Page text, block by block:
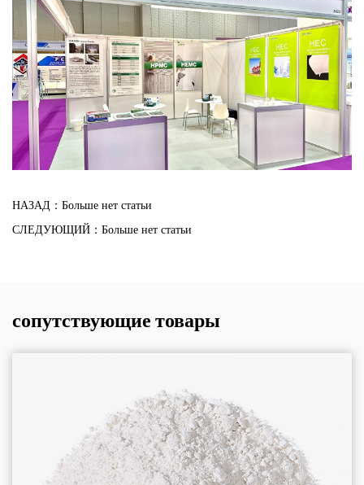
НАЗАД：Больше нет статьи
СЛЕДУЮЩИЙ：Больше нет статьи
сопутствующие товары